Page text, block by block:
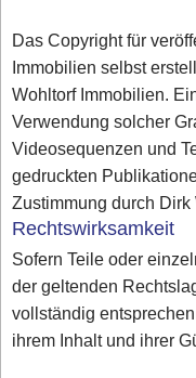
Das Copyright für
Immobilien selbst
Wohltorf Immobilien.
Verwendung solcher
Videosequenzen und
gedruckten
Zustimmung durch
Rechtswirksamkeit
Sofern Teile oder
der geltenden
vollständig
ihrem Inhalt und ihrer